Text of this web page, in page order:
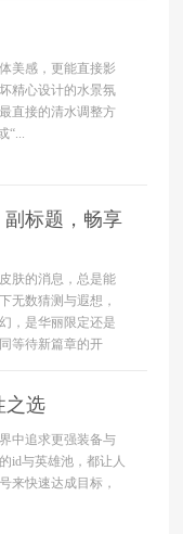
美感，更能直接影
精心设计的水景氛
直接的清水调整方
“...
标题，畅享
肤的消息，总是能
无数猜测与遐想，
，是华丽限定还是
等待新篇章的开
之选
中追求更强装备与
id与英雄池，都让人
来快速达成目标，